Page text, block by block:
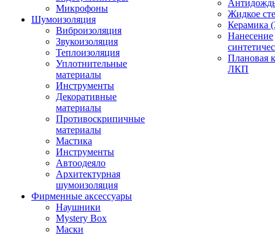
Микрофоны
Шумоизоляция
Виброизоляция
Звукоизоляция
Теплоизоляция
Уплотнительные
материалы
Инструменты
Декоративные
материалы
Противоскрипичные
материалы
Мастика
Инструменты
Автоодеяло
Архитектурная
шумоизоляция
Фирменные аксессуары
Наушники
Mystery Box
Маски
Жидкое
Керамика
Нанесение
Плановая
ЛКП